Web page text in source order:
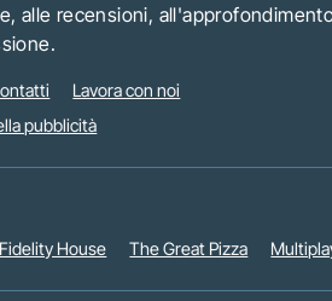
alle recensioni,
Lavora con noi
pubblicità
Fidelity House The Great Pizza